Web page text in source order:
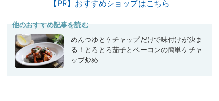
【PR】おすすめショップはこちら
他のおすすめ記事を読む
めんつゆとケチャップだけで味付けが決ま
る！とろとろ茄子とベーコンの簡単ケチャ
ップ炒め